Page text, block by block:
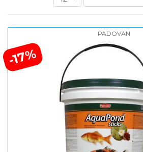
-17%
PADOVAN